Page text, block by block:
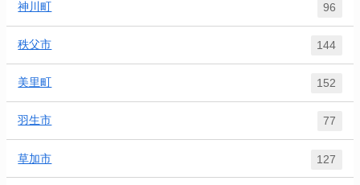
神川町 96
秩父市 144
美里町 152
羽生市 77
草加市 127